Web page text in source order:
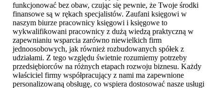
funkcjonować bez obaw, czując się pewnie, że Twoje środki
finansowe są w rękach specjalistów. Zaufani księgowi w
naszym biurze pracownicy księgowi i księgowe to
wykwalifikowani pracownicy z dużą wiedzą praktyczną w
zapewnianiu wsparcia zarówno niewielkich firm
jednoosobowych, jak również rozbudowanych spółek z
udziałami. Z tego względu świetnie rozumiemy potrzeby
przedsiębiorców na różnych etapach rozwoju biznesu. Każdy
właściciel firmy współpracujący z nami ma zapewnione
personalizowaną obsługę, co wspiera dostosować nasze usługi